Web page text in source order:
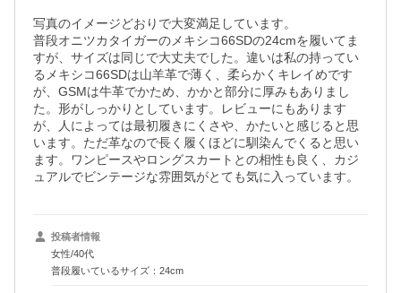
写真のイメージどおりで大変満足しています。
普段オニツカタイガーのメキシコ66SDの24cmを履いてま
すが、サイズは同じで大丈夫でした。違いは私の持ってい
るメキシコ66SDは山羊革で薄く、柔らかくキレイめです
が、GSMは牛革でかため、かかと部分に厚みもありまし
た。形がしっかりとしています。レビューにもあります
が、人によっては最初履きにくさや、かたいと感じると思
います。ただ革なので長く履くほどに馴染んでくると思い
ます。ワンピースやロングスカートとの相性も良く、カジ
ュアルでビンテージな雰囲気がとても気に入っています。
投稿者情報
女性/40代
普段履いているサイズ：24cm